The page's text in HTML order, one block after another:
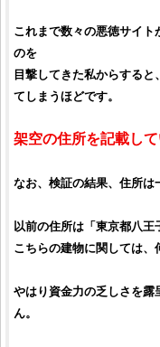
これまで数々の悪徳サイト
のを
目撃してきた私からする
てしまうほどです。
架空の住所を記載し
なお、 検証の結果、住所は
以前の住所は「東京都八
こちらの建物に関しては、
やはり資金力の乏しさを
ん。